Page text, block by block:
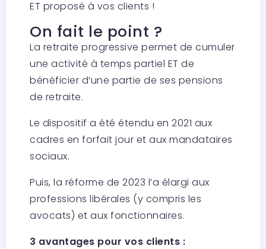
ET proposé à vos clients !
On fait le point ?
La retraite progressive permet de cumuler
une activité à temps partiel ET de
bénéficier d’une partie de ses pensions
de retraite.
Le dispositif a été étendu en 2021 aux
cadres en forfait jour et aux mandataires
sociaux.
Puis, la réforme de 2023 l’a élargi aux
professions libérales (y compris les
avocats) et aux fonctionnaires.
3 avantages pour vos clients :